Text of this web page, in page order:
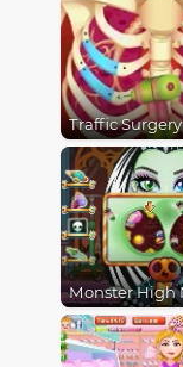
Traffic Surgery